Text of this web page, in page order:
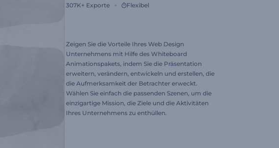
307K+ Exporte Flexibel
Zeigen Sie die Vorteile Ihres Web Design
Unternehmens mit Hilfe des Whiteboard
Animationspakets, indem Sie die Präsentation
erweitern, verändern, entwickeln und erstellen, die
die Aufmerksamkeit der Betrachter erweckt.
Wählen Sie einfach die passenden Szenen, um die
einzigartige Mission, die Ziele und die Aktivitäten
Ihres Unternehmens zu enthüllen.